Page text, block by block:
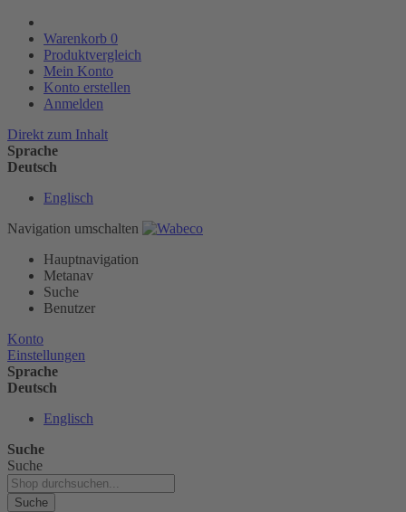
Warenkorb 0
Produktvergleich
Mein Konto
Konto erstellen
Anmelden
Direkt zum Inhalt
Sprache
Deutsch
Englisch
Navigation umschalten
Hauptnavigation
Metanav
Suche
Benutzer
Konto
Einstellungen
Sprache
Deutsch
Englisch
Suche
Suche
Suche